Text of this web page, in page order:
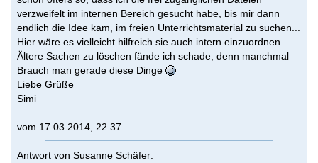
verzweifelt im internen Bereich gesucht habe, bis mir dann
endlich die Idee kam, im freien Unterrichtsmaterial zu suchen...
Hier wäre es vielleicht hilfreich sie auch intern einzuordnen.
Ältere Sachen zu löschen fände ich schade, denn manchmal
Brauch man gerade diese Dinge
Liebe Grüße
Simi
vom 17.03.2014, 22.37
Antwort von Susanne Schäfer: